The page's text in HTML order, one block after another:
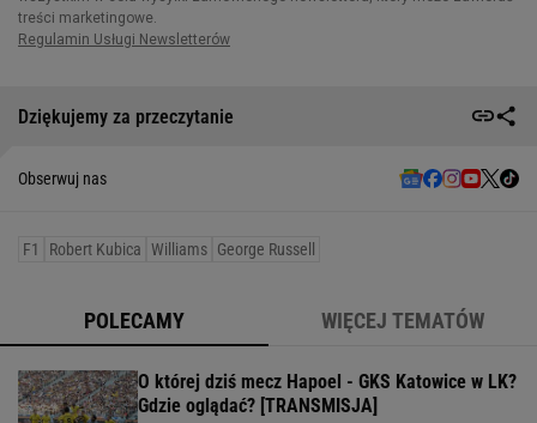
Dziękujemy za przeczytanie
Obserwuj nas
F1 Robert Kubica Williams George Russell
POLECAMY WIĘCEJ TEMATÓW
O której dziś mecz Hapoel - GKS Katowice w LK?
Gdzie oglądać? [TRANSMISJA]